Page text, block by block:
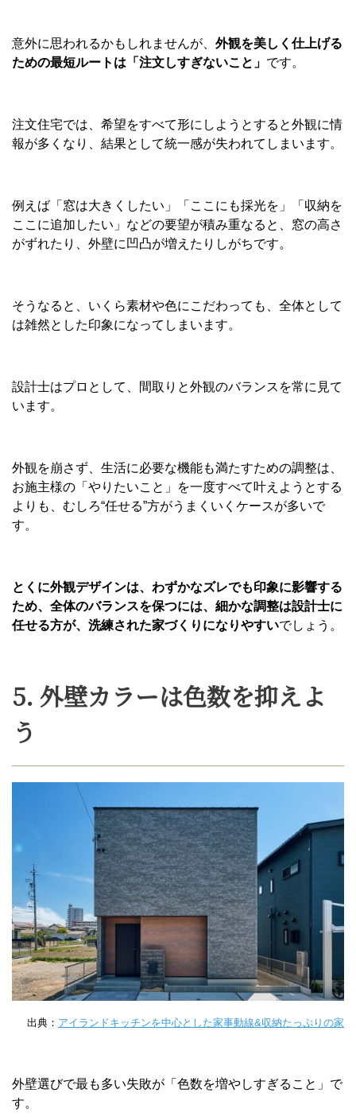
意外に思われるかもしれませんが、 外観を美しく仕上げる
ための最短ルートは「注文しすぎないこと」 です。
注文住宅では、希望をすべて形にしようとすると外観に情
報が多くなり、結果として統一感が失われてしまいます。
例えば「窓は大きくしたい」「ここにも採光を」「収納を
ここに追加したい」などの要望が積み重なると、窓の高さ
がずれたり、外壁に凹凸が増えたりしがちです。
そうなると、いくら素材や色にこだわっても、全体として
は雑然とした印象になってしまいます。
設計士はプロとして、間取りと外観のバランスを常に見て
います。
外観を崩さず、生活に必要な機能も満たすための調整は、
お施主様の「やりたいこと」を一度すべて叶えようとする
よりも、むしろ“任せる”方がうまくいくケースが多いで
す。
とくに外観デザインは、わずかなズレでも印象に影響する
ため、全体のバランスを保つには、細かな調整は設計士に
任せる方が、洗練された家づくりになりやすいでしょう。
5. 外壁カラーは色数を抑えよ
う
出典： アイランドキッチンを中心とした家事動線&収納たっぷりの家
外壁選びで最も多い失敗が「色数を増やしすぎること」で
す。